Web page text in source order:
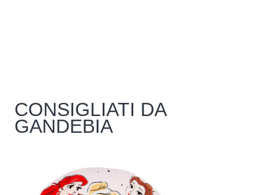
CONSIGLIATI DA
GANDEBIA